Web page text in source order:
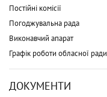
Постійні комісії
Погоджувальна рада
Виконавчий апарат
Графік роботи обласної ради
ДОКУМЕНТИ